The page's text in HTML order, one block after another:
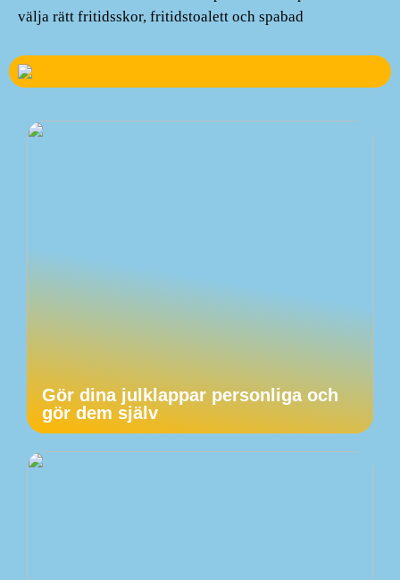
välja rätt fritidsskor, fritidstoalett och spabad
Gör dina julklappar personliga och
gör dem själv